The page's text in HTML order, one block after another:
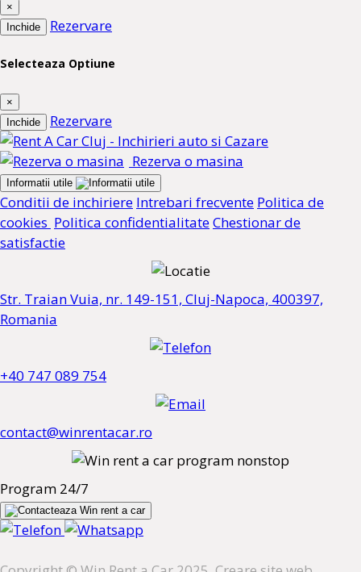
×
Inchide
Rezervare
Selecteaza Optiune
×
Inchide
Rezervare
Rezerva o masina
Informatii utile
Conditii de inchiriere Intrebari frecvente Politica de
cookies Politica confidentialitateChestionar de
satisfactie
Str. Traian Vuia, nr. 149-151, Cluj-Napoca, 400397,
Romania
+40 747 089 754
contact@winrentacar.ro
Program 24/7